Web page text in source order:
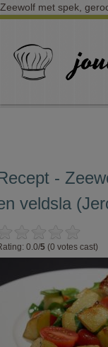
Zeewolf met spek,
-
veldsla
0.0/5 (0 votes cast)